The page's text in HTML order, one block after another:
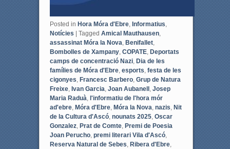
Posted in Hora Móra d'Ebre, Informatius
Notícies | Tagged Amical Mauthausen,
assassinat Móra la Nova Benifallet,
Bombolles de Xampany, COPATE, Deportats
camps de concentració Nazi, Dia de les
famílies de Móra d'Ebre, esports festa de les
cigonyes Francesc Barbero, Grup de Natura
Freixe, Ivan Garcia Joan Aubanell, Josep
Maria Raduà l'informatiu de l'hora mór
ad'ebre, Móra d'Ebre, Móra la Nova nazis Nit
de la Cultura d'Ascó, nounats 2025, Oscar
Gonzalez, Prat de Comte, Premi de Poesia
Joan Perucho, premi literari Vila d'Ascó,
Reserva Natural de Sebes Ribera d'Ebre,